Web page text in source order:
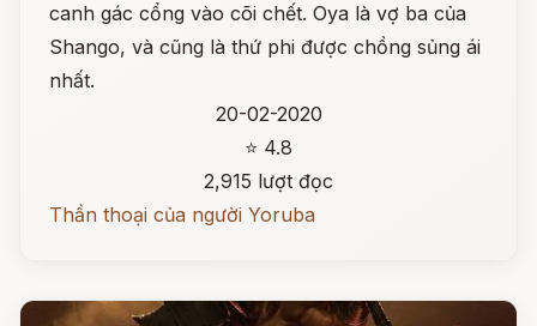
canh gác cổng vào cõi chết. Oya là vợ ba của
Shango, và cũng là thứ phi được chồng sủng ái
nhất.
20-02-2020
⭐ 4.8
2,915 lượt đọc
Thần thoại của người Yoruba